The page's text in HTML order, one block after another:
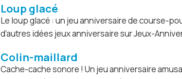
Loup glacé
Le loup glacé : un jeu anniversaire de course-
d’autres idées jeux anniversaire sur Jeux-
Colin-maillard
Cache-cache sonore ! Un jeu anniversaire